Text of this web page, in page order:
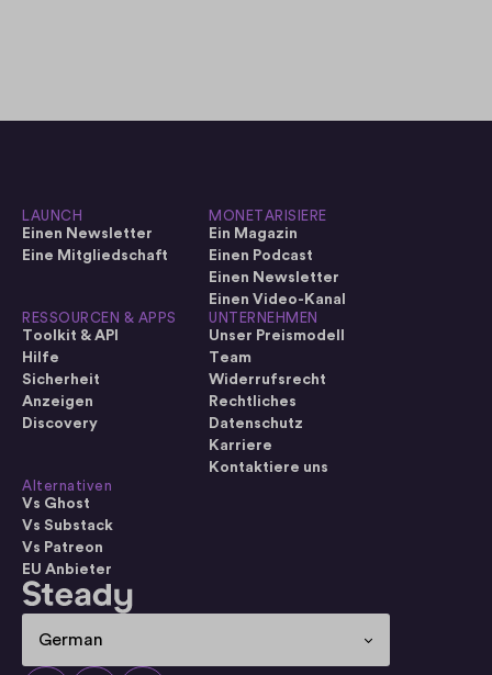
Select Language
German
LAUNCH
Einen Newsletter
Eine Mitgliedschaft
MONETARISIERE
Ein Magazin
Einen Podcast
Einen Newsletter
Einen Video-Kanal
RESSOURCEN & APPS
Toolkit & API
Hilfe
Sicherheit
Anzeigen
Discovery
UNTERNEHMEN
Unser Preismodell
Team
Widerrufsrecht
Rechtliches
Datenschutz
Karriere
Kontaktiere uns
Alternativen
Vs Ghost
Vs Substack
Vs Patreon
EU Anbieter